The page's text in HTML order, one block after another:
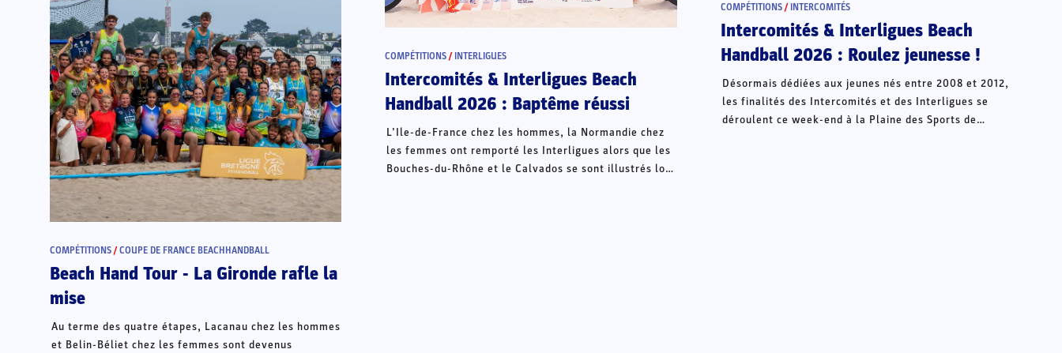
COMPÉTITIONS /COUPE DE FRANCE BEACHHANDBALL
Beach Hand Tour - La Gironde rafle la
mise
Au terme des quatre étapes, Lacanau chez les hommes
et Belin-Béliet chez les femmes sont devenus
COMPÉTITIONS / INTERLIGUES
Intercomités & Interligues Beach
Handball 2026 : Baptême réussi
L’Ile-de-France chez les hommes, la Normandie chez
les femmes ont remporté les Interligues alors que les
Bouches-du-Rhône et le Calvados se sont illustrés lors
COMPÉTITIONS / INTERCOMITÉS
Intercomités & Interligues Beach
Handball 2026 : Roulez jeunesse !
Désormais dédiées aux jeunes nés entre 2008 et 2012,
les finalités des Intercomités et des Interligues se
déroulent ce week-end à la Plaine des Sports de